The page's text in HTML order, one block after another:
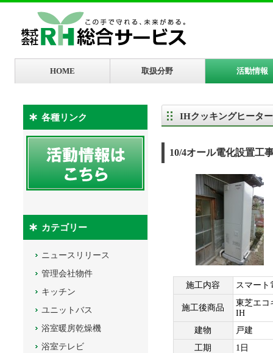
HOME 取扱分野 活動情報
IHクッキングヒータ
10/4オール電化設置
施工内容 スマート
施工後商品
東芝エコ
IH
建物
戸建
工期
1日
各種リンク
カテゴリー
ニュースリリース
管理会社物件
キッチン
ユニットバス
浴室暖房乾燥機
浴室テレビ